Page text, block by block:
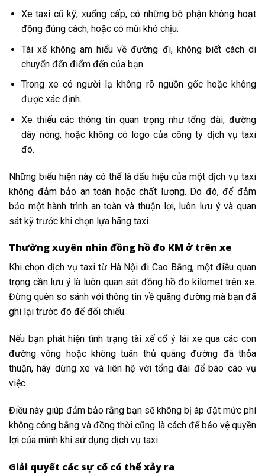
Xe taxi cũ kỹ, xuống cấp, có những bộ phận không hoạt
động đúng cách, hoặc có mùi khó chịu.
Tài xế không am hiểu về đường đi, không biết cách di
chuyển đến điểm đến của bạn.
Trong xe có người lạ không rõ nguồn gốc hoặc không
được xác định.
Xe thiếu các thông tin quan trọng như tổng đài, đường
dây nóng, hoặc không có logo của công ty dịch vụ taxi
đó.
Những biểu hiện này có thể là dấu hiệu của một dịch vụ taxi
không đảm bảo an toàn hoặc chất lượng. Do đó, để đảm
bảo một hành trình an toàn và thuận lợi, luôn lưu ý và quan
sát kỹ trước khi chọn lựa hãng taxi.
Thường xuyên nhìn đồng hồ đo KM ở trên xe
Khi chọn dịch vụ taxi từ Hà Nội đi Cao Bằng, một điều quan
trọng cần lưu ý là luôn quan sát đồng hồ đo kilomet trên xe.
Đừng quên so sánh với thông tin về quãng đường mà bạn đã
ghi lại trước đó để đối chiếu.
Nếu bạn phát hiện tình trạng tài xế cố ý lái xe qua các con
đường vòng hoặc không tuân thủ quãng đường đã thỏa
thuận, hãy dừng xe và liên hệ với tổng đài để báo cáo vụ
việc.
Điều này giúp đảm bảo rằng bạn sẽ không bị áp đặt mức phí
không công bằng và đồng thời cũng là cách để bảo vệ quyền
lợi của mình khi sử dụng dịch vụ taxi.
Giải quyết các sự cố có thể xảy ra